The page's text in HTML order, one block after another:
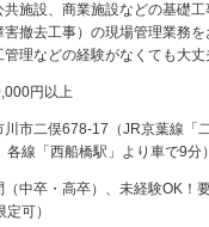
共施設、商業施設などの基礎
害撤去工事）の現場管理業務
管理などの経験がなくても大
円以上
川市二俣678-17（JR京葉線「
各線「西船橋駅」より車で9
（中卒・高卒）、未経験OK！
可）